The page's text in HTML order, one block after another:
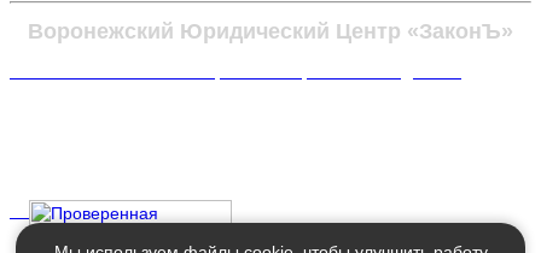
Воронежский Юридический Центр «ЗаконЪ»